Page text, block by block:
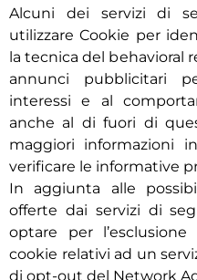
Alcuni dei servizi di
utilizzare Cookie per
la tecnica del behavioral
annunci pubblicitari
interessi e al
anche al di fuori di
maggiori informazioni
verificare le informative
In aggiunta alle
offerte dai servizi di
optare per
cookie relativi ad un
di opt-out del Network